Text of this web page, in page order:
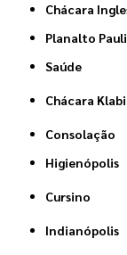
Chácara
Planalto
Saúde
Chácara
Consolação
Higienópolis
Cursino
Indianópolis